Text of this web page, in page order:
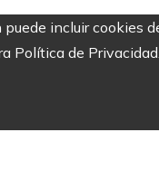
incluir cookies
Política de Privacidad.